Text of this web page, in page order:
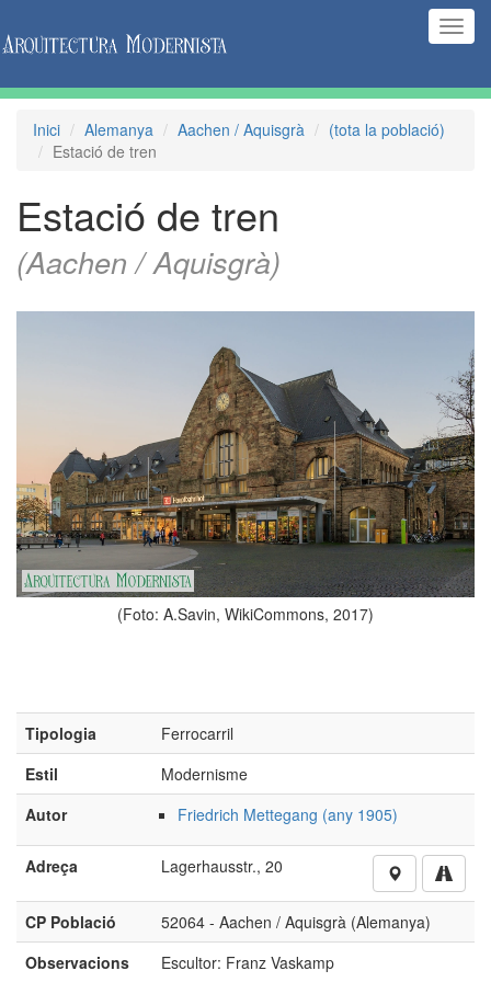
Inici Alemanya Aachen / Aquisgrà
(tota la població)
Estació de tren
Estació de tren
(Aachen / Aquisgrà)
(Foto: A.Savin, WikiCommons, 2017)
Tipologia
Ferrocarril
Estil
Modernisme
Autor
Friedrich Mettegang (any 1905)
Adreça Lagerhausstr., 20
CP Població
52064 - Aachen / Aquisgrà (Alemanya)
Observacions
Escultor: Franz Vaskamp